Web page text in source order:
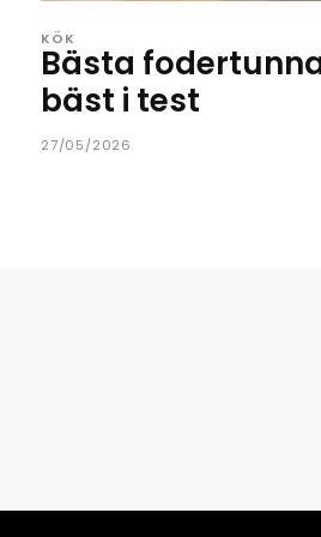
KÖK
Bästa
bäst i test
27/05/2026